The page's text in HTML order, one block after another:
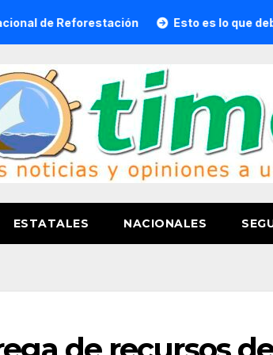
Esto es lo que debes llevar
ESTATALES NACIONALES